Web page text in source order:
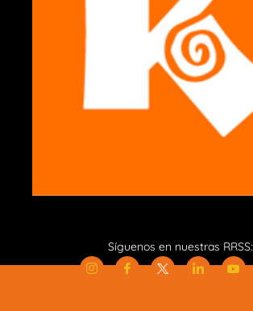
Síguenos en nuestras RRSS: